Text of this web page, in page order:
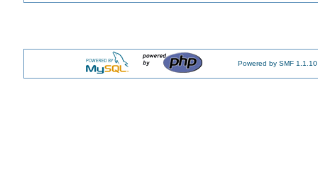
Powered by SMF 1.1.10